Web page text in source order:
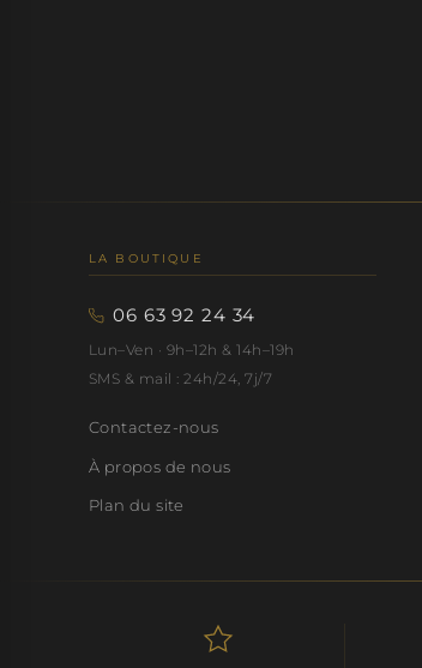
LA BOUTIQUE
06 63 92 24 34
Lun–Ven · 9h–12h & 14h–19h
SMS & mail : 24h/24, 7j/7
Contactez-nous
À propos de nous
Plan du site